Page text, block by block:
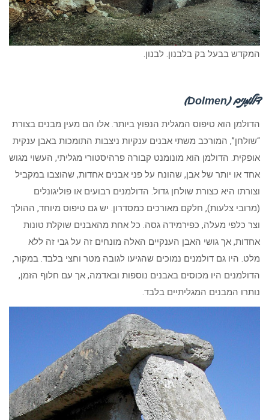
המקדש בבעל בק בלבנון. לבנון.
דוֹלמֶנים (Dolmen
)
הדולמן הוא טיפוס המגלית הנפוץ ביותר. אלו הם מעין מבנים בצורת
“שולחן”, המורכב משתי אבנים ענקיות ניצבות התומכות באבן ענקית
אופקית. הדולמן הוא מונומנט קבורה פרהיסטורי מגליתי, העשוי מגוש
אחד או יותר של אבן, שהונח על פני אבנים אחדות, שהוצבו במקביל
וצורתו היא כצורת שולחן גדול. הדולמנים רבועים או פוליגונלים
(מרובי צלעות), חלקם מאורכים כמסדרון. יש גם טיפוס מיוחד, ההולך
וצר כלפי מעלה, כפירמידה גסה. כל אחת מהאבנים שוקלת טונות
אחדות, אך גושי האבן הענקיים האלה מונחים זה על גבי זה ללא
מלט. היו גם דולמנים נמוכים שהגיעו לגובה מטר וחצי בלבד. במקור,
הדולמנים היו מכוסים באבנים נוספות ובאדמה, אך עם חלוף הזמן,
נותרו המבנים המגליתיים בלבד.